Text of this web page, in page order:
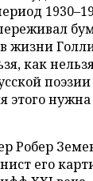
жизни
как
этого
Робер
его